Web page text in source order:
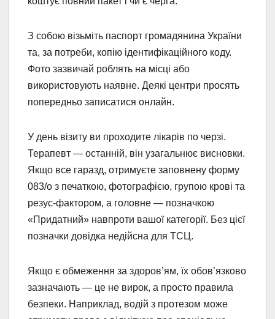
З собою візьміть паспорт громадянина України
та, за потреби, копію ідентифікаційного коду.
Фото зазвичай роблять на місці або
використовують наявне. Деякі центри просять
попередньо записатися онлайн.
У день візиту ви проходите лікарів по черзі.
Терапевт — останній, він узагальнює висновки.
Якщо все гаразд, отримуєте заповнену форму
083/о з печаткою, фотографією, групою крові та
резус-фактором, а головне — позначкою
«Придатний» навпроти вашої категорії. Без цієї
позначки довідка недійсна для ТСЦ.
Якщо є обмеження за здоров’ям, їх обов’язково
зазначають — це не вирок, а просто правила
безпеки. Наприклад, водій з протезом може